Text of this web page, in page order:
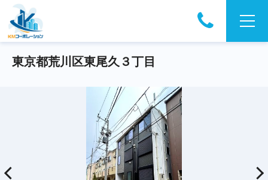
東京都荒川区東尾久３丁目